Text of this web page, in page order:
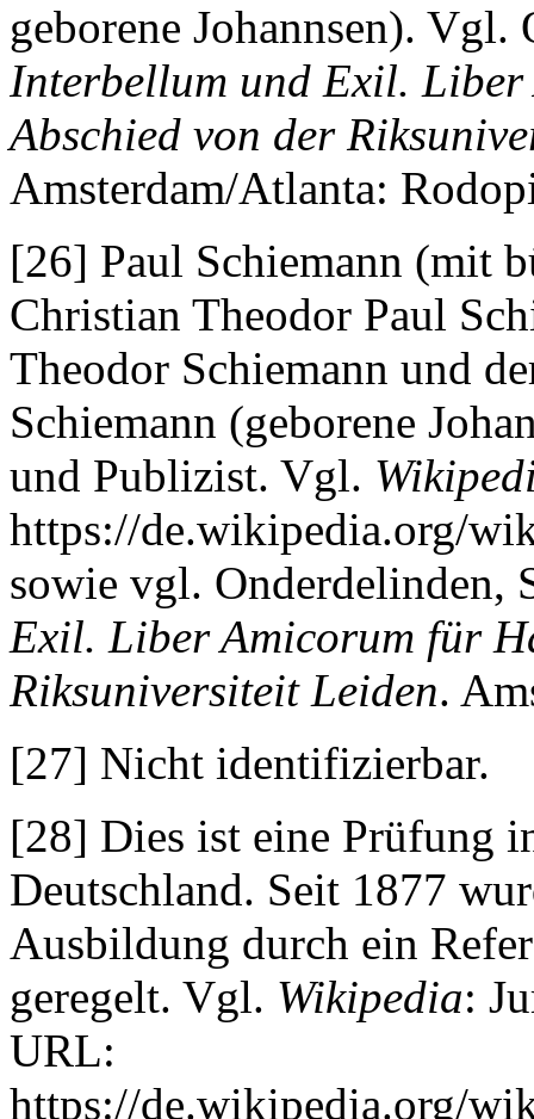
geborene Johannsen).
Interbellum und Exil.
Abschied von der
Amsterdam/Atlanta:
[26] Paul Schiemann (mit
Christian Theodor Paul
Theodor Schiemann und
Schiemann (geborene
und Publizist. Vgl.
https://de.wikipedia.org/
sowie vgl. Onderdelinden,
Exil. Liber Amicorum für
Riksuniversiteit Leiden.
[27] Nicht identifizierbar.
[28] Dies ist eine Prüfung
Deutschland. Seit 1877
Ausbildung durch ein
geregelt. Vgl. Wikipedia:
URL:
https://de.wikipedia.org/